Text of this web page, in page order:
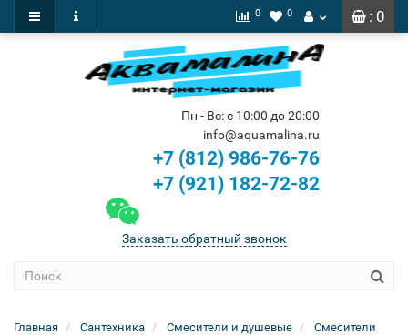
: 0
0 0
Пн - Вс: с 10:00 до 20:00
info@aquamalina.ru
+7 (812) 986-76-76
+7 (921) 182-72-82
Заказать обратный звонок
Главная Сантехника Смесители и душевые
Смесители